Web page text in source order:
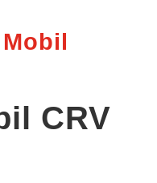
CRV